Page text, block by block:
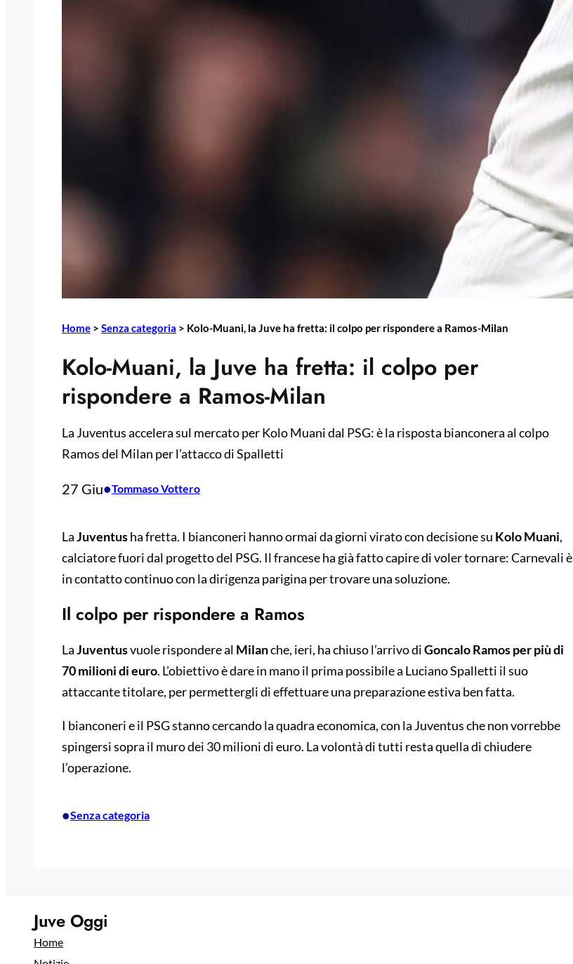
Home > Senza categoria > Kolo-Muani, la Juve ha fretta: il colpo per rispondere a Ramos-Milan
Kolo-Muani, la Juve ha fretta: il colpo per
rispondere a Ramos-Milan
La Juventus accelera sul mercato per Kolo Muani dal PSG: è la risposta bianconera al colpo
Ramos del Milan per l’attacco di Spalletti
27 Giu•Tommaso Vottero
LaJuventusha fretta. I bianconeri hanno ormai da giorni virato con decisione su Kolo Muani,
calciatore fuori dal progetto del PSG. Il francese ha già fatto capire di voler tornare: Carnevali è
in contatto continuo con la dirigenza parigina per trovare una soluzione.
Il colpo per rispondere a Ramos
LaJuventusvuole rispondere al Milanche, ieri, ha chiuso l’arrivo diGoncalo Ramos per più di
70 milioni di euro. L’obiettivo è dare in mano il prima possibile a Luciano Spalletti il suo
attaccante titolare, per permettergli di effettuare una preparazione estiva ben fatta.
I bianconeri e il PSG stanno cercando la quadra economica, con la Juventus che non vorrebbe
spingersi sopra il muro dei 30 milioni di euro. La volontà di tutti resta quella di chiudere
l’operazione.
•Senza categoria
Juve Oggi
Home